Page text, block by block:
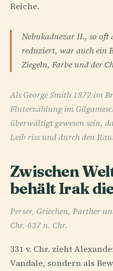
Reiche.
Nebukadnezar II., so oft
reduziert, war auch ein
Ziegeln, Farbe und der
Als George Smith 1872 im
Fluterzählung im
überwältigt gewesen sein,
Leib riss und durch den
Zwischen
behält Irak
Perser, Griechen, Parther
Chr.-637 n. Chr.
331 v. Chr. zieht
Vandale, sondern als